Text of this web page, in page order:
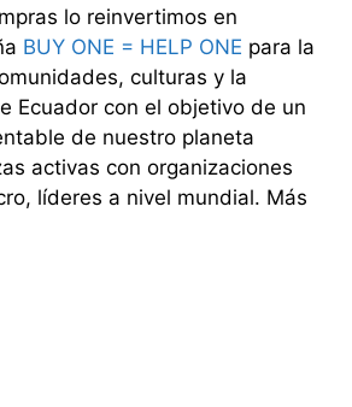
lo reinvertimos en
BUY ONE = HELP ONE para la
culturas y la
Ecuador con el objetivo de un
de nuestro planeta
activas con organizaciones
líderes a nivel mundial. Más